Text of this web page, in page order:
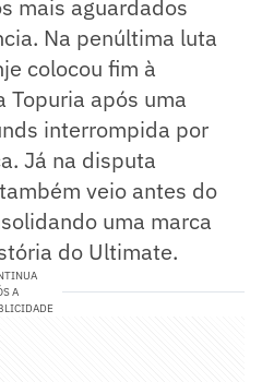
mais aguardados
Na penúltima luta
colocou fim à
após uma
interrompida por
Já na disputa
veio antes do
uma marca
do Ultimate.
A